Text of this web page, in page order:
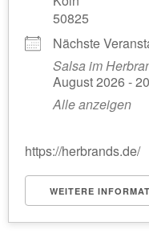
50825
Nächste
Salsa im
August 2026 -
Alle anzeigen
https://herbrands.de/
WEITERE